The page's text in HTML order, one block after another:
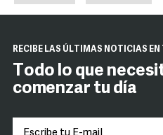
RECIBE LAS ÚLTIMAS NOTICIAS
Todo lo que
comenzar tu día